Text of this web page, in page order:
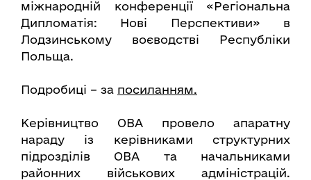
міжнародній конференції «Регіональна
Дипломатія: Нові Перспективи» в
Лодзинському воєводстві Республіки
Польща.
Подробиці – за посиланням.
Керівництво ОВА провело апаратну
нараду із керівниками структурних
підрозділів ОВА та начальниками
районних військових адміністрацій.